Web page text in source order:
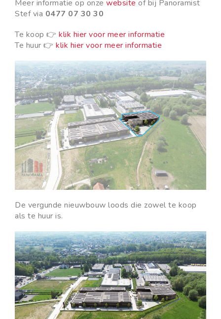
Meer informatie op onze website of bij Panoramist
Stef via 0477 07 30 30
Te koop 👉 klik hier voor meer informatie
Te huur 👉 klik hier voor meer informatie
De vergunde nieuwbouw loods die zowel te koop
als te huur is.